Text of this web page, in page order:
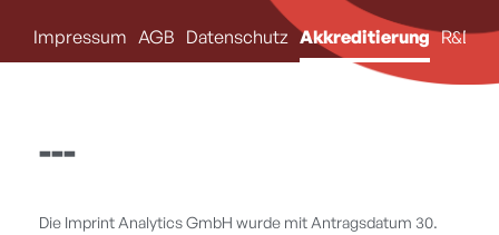
Impressum AGB Datenschutz Akkreditierung R&D
---
Die Imprint Analytics GmbH wurde mit Antragsdatum 30.